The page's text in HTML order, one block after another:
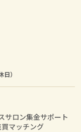
）
サロン集金サポート
マッチング